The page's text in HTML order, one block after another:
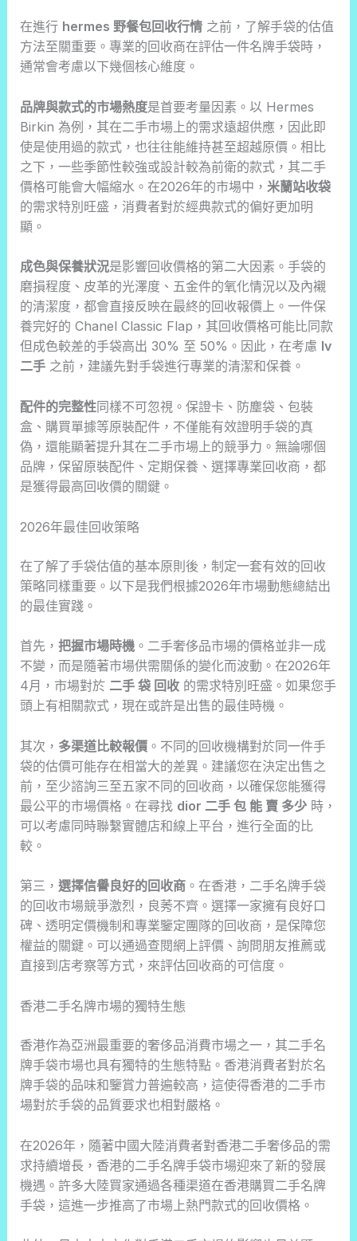
在進行 hermes 野餐包回收行情之前，了解手袋的估值
方法至關重要。專業的回收商在評估一件名牌手袋時，
通常會考慮以下幾個核心維度。
品牌與款式的市場熱度是首要考量因素。以 Hermes
Birkin 為例，其在二手市場上的需求遠超供應，因此即
使是使用過的款式，也往往能維持甚至超越原價。相比
之下，一些季節性較強或設計較為前衛的款式，其二手
價格可能會大幅縮水。在2026年的市場中， 米蘭站收袋
的需求特別旺盛，消費者對於經典款式的偏好更加明
顯。
成色與保養狀況是影響回收價格的第二大因素。手袋的
磨損程度、皮革的光澤度、五金件的氧化情況以及內襯
的清潔度，都會直接反映在最終的回收報價上。一件保
養完好的 Chanel Classic Flap，其回收價格可能比同款
但成色較差的手袋高出 30% 至 50%。因此，在考慮 lv
二手之前，建議先對手袋進行專業的清潔和保養。
配件的完整性同樣不可忽視。保證卡、防塵袋、包裝
盒、購買單據等原裝配件，不僅能有效證明手袋的真
偽，還能顯著提升其在二手市場上的競爭力。無論哪個
品牌，保留原裝配件、定期保養、選擇專業回收商，都
是獲得最高回收價的關鍵。
2026年最佳回收策略
在了解了手袋估值的基本原則後，制定一套有效的回收
策略同樣重要。以下是我們根據2026年市場動態總結出
的最佳實踐。
首先， 把握市場時機。二手奢侈品市場的價格並非一成
不變，而是隨著市場供需關係的變化而波動。在2026年
4月，市場對於 二手 袋 回收的需求特別旺盛。如果您手
頭上有相關款式，現在或許是出售的最佳時機。
其次， 多渠道比較報價。不同的回收機構對於同一件手
袋的估價可能存在相當大的差異。建議您在決定出售之
前，至少諮詢三至五家不同的回收商，以確保您能獲得
最公平的市場價格。在尋找 dior 二手 包 能 賣 多少時，
可以考慮同時聯繫實體店和線上平台，進行全面的比
較。
第三， 選擇信譽良好的回收商。在香港，二手名牌手袋
的回收市場競爭激烈，良莠不齊。選擇一家擁有良好口
碑、透明定價機制和專業鑒定團隊的回收商，是保障您
權益的關鍵。可以通過查閱網上評價、詢問朋友推薦或
直接到店考察等方式，來評估回收商的可信度。
香港二手名牌市場的獨特生態
香港作為亞洲最重要的奢侈品消費市場之一，其二手名
牌手袋市場也具有獨特的生態特點。香港消費者對於名
牌手袋的品味和鑒賞力普遍較高，這使得香港的二手市
場對於手袋的品質要求也相對嚴格。
在2026年，隨著中國大陸消費者對香港二手奢侈品的需
求持續增長，香港的二手名牌手袋市場迎來了新的發展
機遇。許多大陸買家通過各種渠道在香港購買二手名牌
手袋，這進一步推高了市場上熱門款式的回收價格。